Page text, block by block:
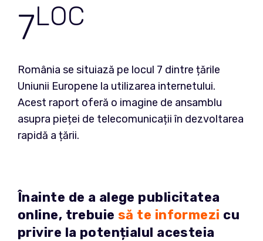
7LOC
România se situiază pe locul 7 dintre țările
Uniunii Europene la utilizarea internetului.
Acest raport oferă o imagine de ansamblu
asupra pieței de telecomunicații în dezvoltarea
rapidă a țării.
Înainte de a alege publicitatea
online, trebuiesă te informezi cu
privire la potențialul acesteia